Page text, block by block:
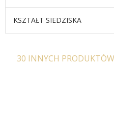
KSZTAŁT SIEDZISKA
30 INNYCH